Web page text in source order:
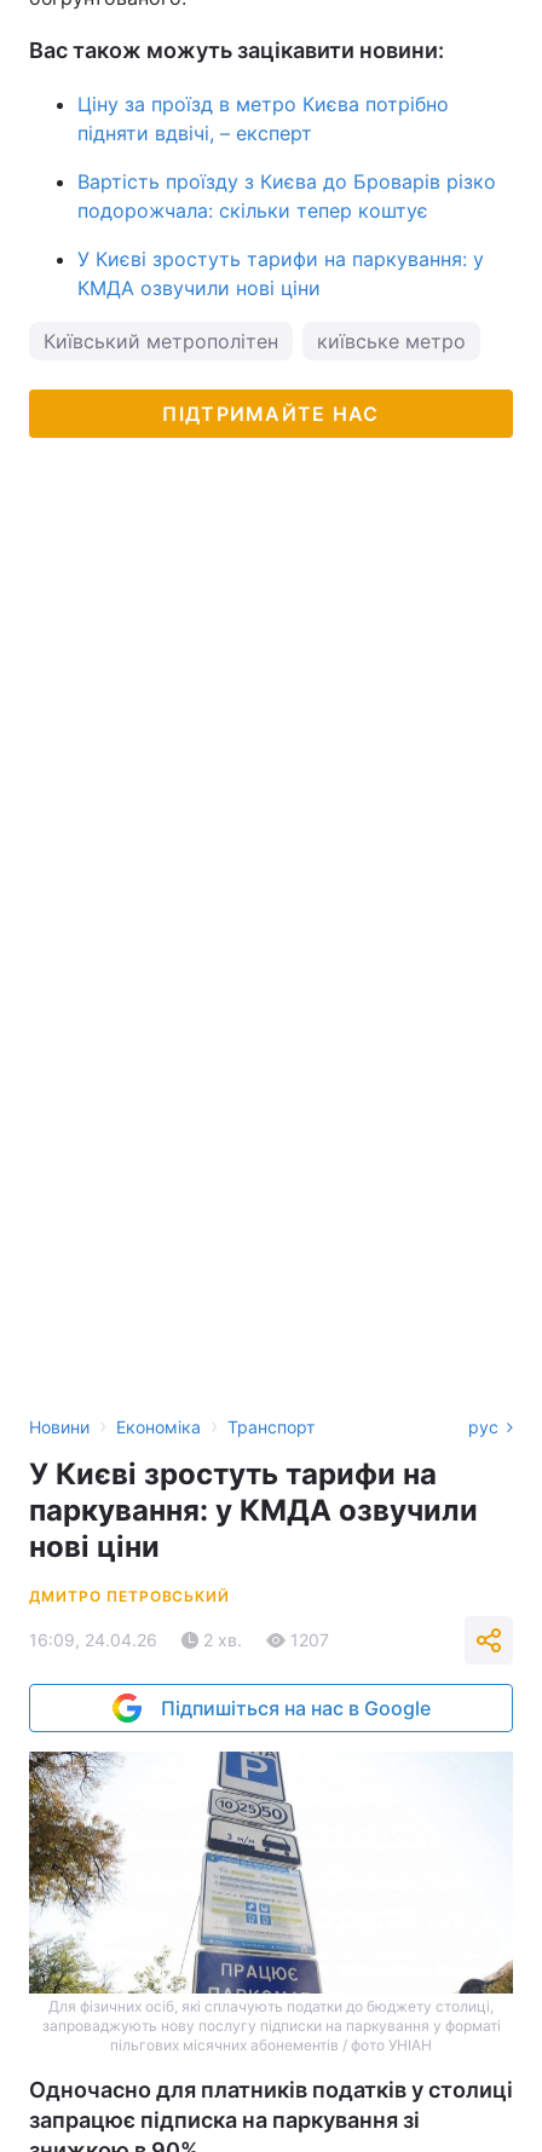
Вас також можуть зацікавити новини:
Ціну за проїзд в метро Києва потрібно
підняти вдвічі, – експерт
Вартість проїзду з Києва до Броварів різко
подорожчала: скільки тепер коштує
У Києві зростуть тарифи на паркування: у
КМДА озвучили нові ціни
Київський метрополітен київське метро
ПІДТРИМАЙТЕ НАС
Новини › Економіка › Транспорт рус
У Києві зростуть тарифи на
паркування: у КМДА озвучили
нові ціни
ДМИТРО ПЕТРОВСЬКИЙ
16:09, 24.04.26 2 хв. 1207
Підпишіться на нас в Google
Для фізичних осіб, які сплачують податки до бюджету столиці,
запроваджують нову послугу підписки на паркування у форматі
пільгових місячних абонементів / фото УНІАН
Одночасно для платників податків у столиці
запрацює підписка на паркування зі